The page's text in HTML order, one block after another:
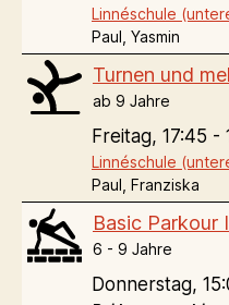
Linnéschule
Paul, Yasmin
Turnen und
ab 9 Jahre
Freitag, 17:45 -
Linnéschule
Paul, Franziska
Basic Parkour
6 - 9 Jahre
Donnerstag,